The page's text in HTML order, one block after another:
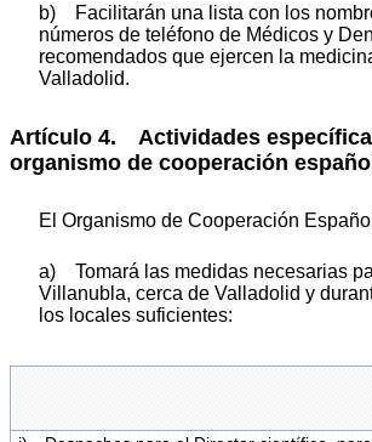
b) Facilitarán una lista con los
números de teléfono de Médicos y
recomendados que ejercen la
Valladolid.
Artículo 4. Actividades
organismo de cooperación
El Organismo de Cooperación
a) Tomará las medidas necesarias
Villanubla, cerca de Valladolid y
los locales suficientes: